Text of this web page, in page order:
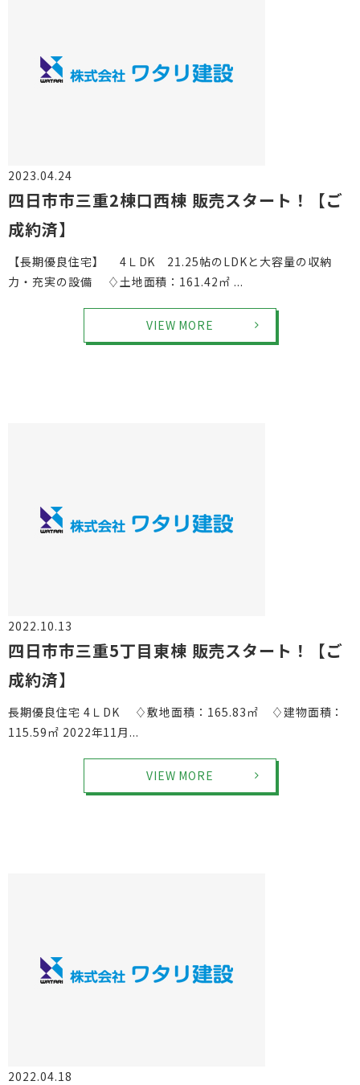
2023.04.24
四日市市三重2棟口西棟 販売スタート！【ご
成約済】
【長期優良住宅】 4ＬDK 21.25帖のLDKと大容量の収納
力・充実の設備 ♢土地面積：161.42㎡ ...
VIEW MORE
2022.10.13
四日市市三重5丁目東棟 販売スタート！【ご
成約済】
長期優良住宅 4ＬDK ♢敷地面積：165.83㎡ ♢建物面積：
115.59㎡ 2022年11月...
VIEW MORE
2022.04.18